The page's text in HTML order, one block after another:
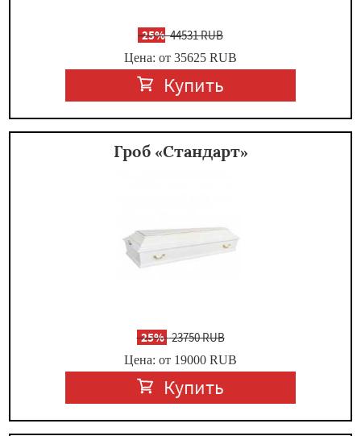
-25%44531 RUB
Цена: от 35625 RUB
Купить
Гроб «Стандарт»
-25%23750 RUB
Цена: от 19000 RUB
Купить